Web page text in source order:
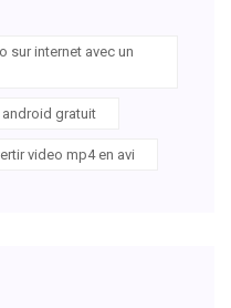
sur internet avec un
gratuit
video mp4 en avi